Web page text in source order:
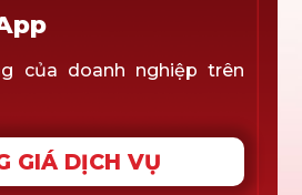
của doanh nghiệp trên
GIÁ DỊCH VỤ